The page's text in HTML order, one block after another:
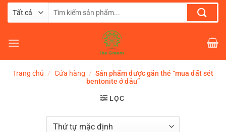
Chuyển
dung
Tìm
Trang chủ / Cửa hàng / Sản phẩm được gắn thẻ “mua đất sét
bentonite ở đâu”
LỌC